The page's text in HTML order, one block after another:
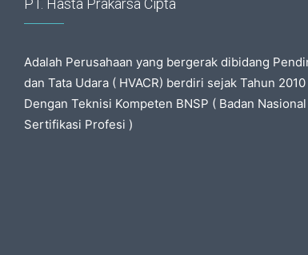
PT. Hasta Prakarsa Cipta
Adalah Perusahaan yang bergerak dibidang
dan Tata Udara ( HVACR) berdiri sejak Tahun 2010
Dengan Teknisi Kompeten BNSP ( Badan Nasional
Sertifikasi Profesi )